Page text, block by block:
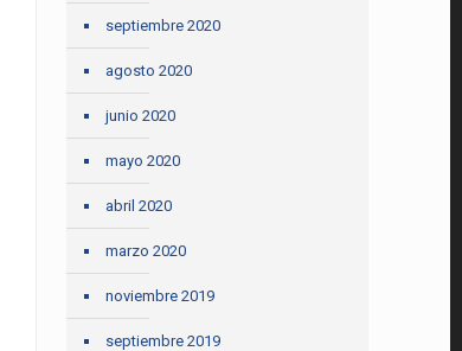
septiembre 2020
agosto 2020
junio 2020
mayo 2020
abril 2020
marzo 2020
noviembre 2019
septiembre 2019